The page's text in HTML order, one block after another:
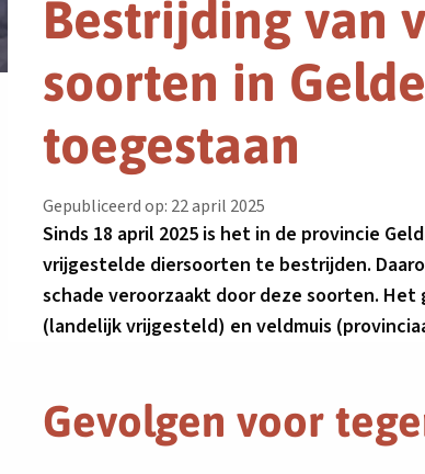
Bestrijding van
soorten in
toegestaan
Gepubliceerd op: 22 april 2025
Sinds 18 april 2025 is het in de provincie
vrijgestelde diersoorten te bestrijden.
schade veroorzaakt door deze soorten.
(landelijk vrijgesteld) en veldmuis
Gevolgen voor